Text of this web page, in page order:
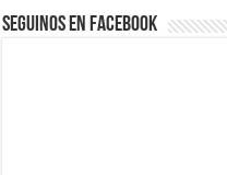
Seguinos en Facebook